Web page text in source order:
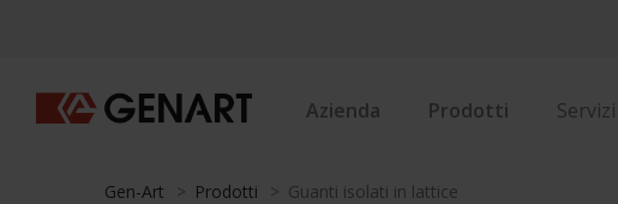
Azienda Prodotti Servizi
Gen-Art > Prodotti > Guanti isolati in lattice